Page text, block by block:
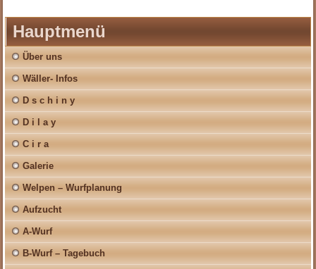
Hauptmenü
Über uns
Wäller- Infos
D s c h i n y
D i l a y
C i r a
Galerie
Welpen – Wurfplanung
Aufzucht
A-Wurf
B-Wurf – Tagebuch